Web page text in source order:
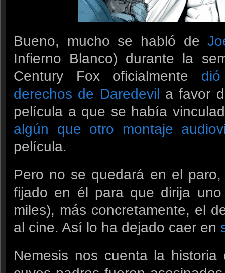
Bueno, mucho se habló de
Infierno Blanco) durante la
Century Fox oficialmente
derechos de Daredevil
a favor
película a que se había
algún que otro montaje
película.
Pero no se quedará en el
fijado en él para que dirija
miles), más concretamente, el
al cine. Así lo ha dejado caer en
Nemesis nos cuenta la historia